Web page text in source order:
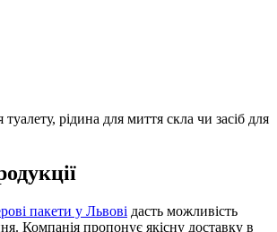
пакети у Львові дасть можливість
Компанія пропонує якісну доставку в